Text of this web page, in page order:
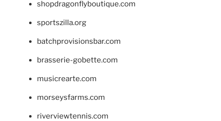
shopdragonflyboutique.com
sportszilla.org
batchprovisionsbar.com
brasserie-gobette.com
musicrearte.com
morseysfarms.com
riverviewtennis.com